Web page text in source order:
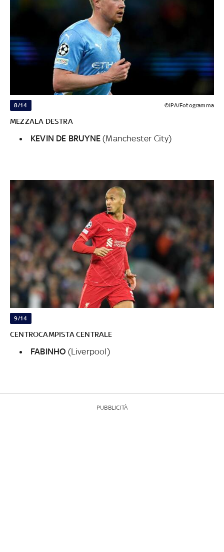
8/14 ©IPA/Fotogramma
MEZZALA DESTRA
KEVIN DE BRUYNE (Manchester City)
9/14
CENTROCAMPISTA CENTRALE
FABINHO (Liverpool)
PUBBLICITÀ